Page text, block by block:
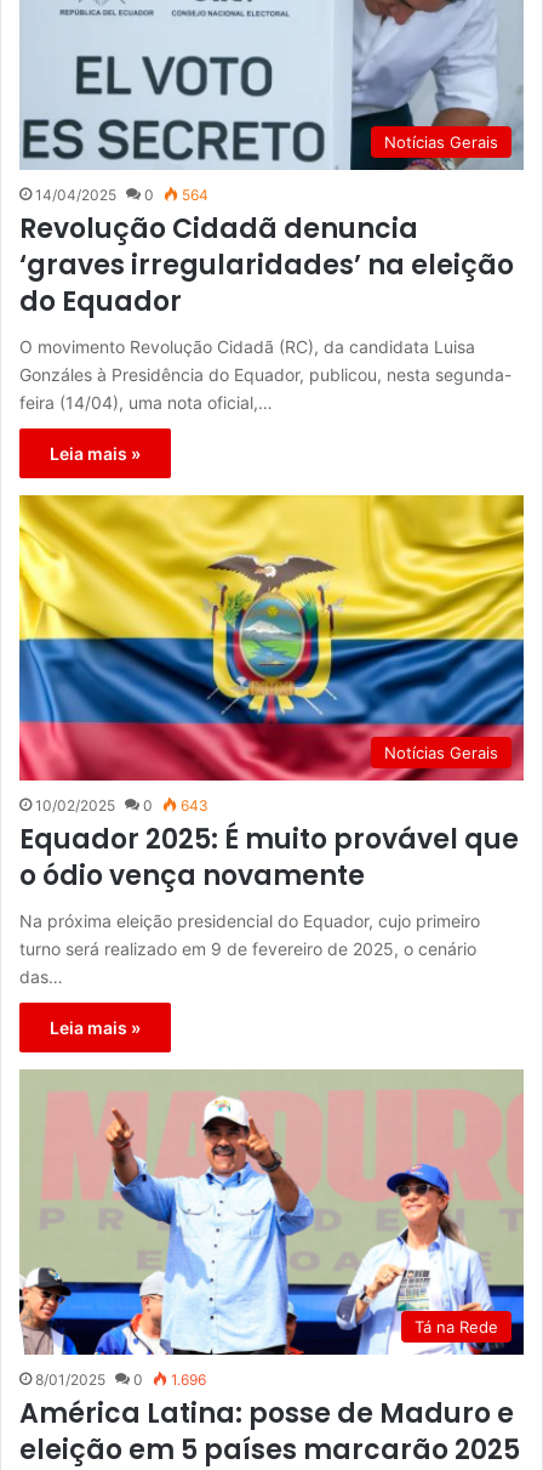
Notícias Gerais
14/04/2025 0 564
Revolução Cidadã denuncia
‘graves irregularidades’ na eleição
do Equador
O movimento Revolução Cidadã (RC), da candidata Luisa
Gonzáles à Presidência do Equador, publicou, nesta segunda-
feira (14/04), uma nota oficial,…
Leia mais »
Notícias Gerais
10/02/2025 0 643
Equador 2025: É muito provável que
o ódio vença novamente
Na próxima eleição presidencial do Equador, cujo primeiro
turno será realizado em 9 de fevereiro de 2025, o cenário
das…
Leia mais »
Tá na Rede
8/01/2025 0 1.696
América Latina: posse de Maduro e
eleição em 5 países marcarão 2025